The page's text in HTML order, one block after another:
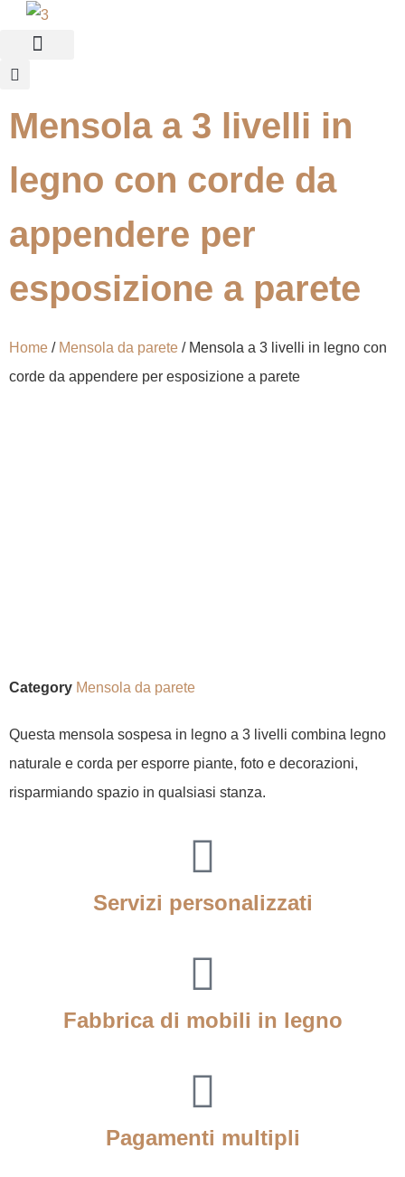
Mensola a 3 livelli in
legno con corde da
appendere per
esposizione a parete
Home / Mensola da parete / Mensola a 3 livelli in legno con
corde da appendere per esposizione a parete
Category Mensola da parete
Questa mensola sospesa in legno a 3 livelli combina legno
naturale e corda per esporre piante, foto e decorazioni,
risparmiando spazio in qualsiasi stanza.
Servizi personalizzati
Fabbrica di mobili in legno
Pagamenti multipli